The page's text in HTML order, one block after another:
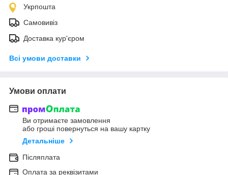
Укрпошта
Самовивіз
Доставка кур'єром
Всі умови доставки
Умови оплати
Ви отримаєте замовлення
або гроші повернуться на вашу картку
Детальніше
Післяплата
Оплата за реквізитами